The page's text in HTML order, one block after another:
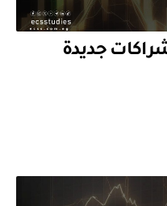
44: شراكات جديدة